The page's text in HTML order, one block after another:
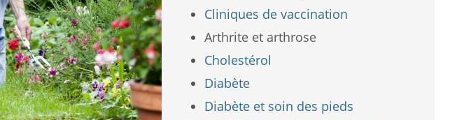
Cliniques de vaccination
Arthrite et arthrose
Cholestérol
Diabète
Diabète et soin des pieds